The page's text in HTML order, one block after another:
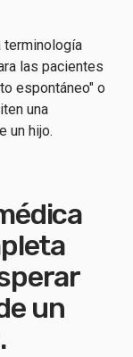
terminología
las pacientes
espontáneo" o
una
un hijo.
un